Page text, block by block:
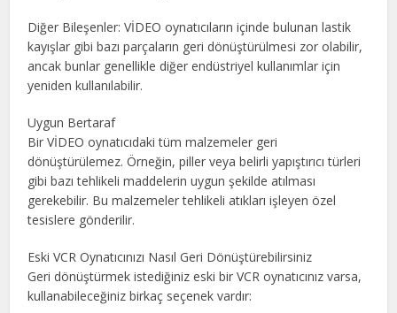
Diğer Bileşenler: VİDEO oynatıcıların içinde bulunan lastik
kayışlar gibi bazı parçaların geri dönüştürülmesi zor olabilir,
ancak bunlar genellikle diğer endüstriyel kullanımlar için
yeniden kullanılabilir.
Uygun Bertaraf
Bir VİDEO oynatıcıdaki tüm malzemeler geri
dönüştürülemez. Örneğin, piller veya belirli yapıştırıcı türleri
gibi bazı tehlikeli maddelerin uygun şekilde atılması
gerekebilir. Bu malzemeler tehlikeli atıkları işleyen özel
tesislere gönderilir.
Eski VCR Oynatıcınızı Nasıl Geri Dönüştürebilirsiniz
Geri dönüştürmek istediğiniz eski bir VCR oynatıcınız varsa,
kullanabileceğiniz birkaç seçenek vardır: